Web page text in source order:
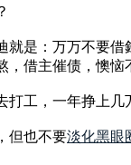
就是：万万不要
借主催债，懊恼
打工，一年挣上
但也不要淡化黑眼